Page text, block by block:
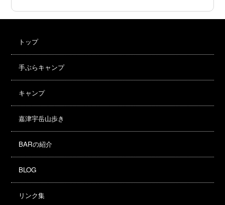
トップ
手ぶらキャンプ
キャンプ
嘉津宇岳山歩き
BARの紹介
BLOG
リンク集